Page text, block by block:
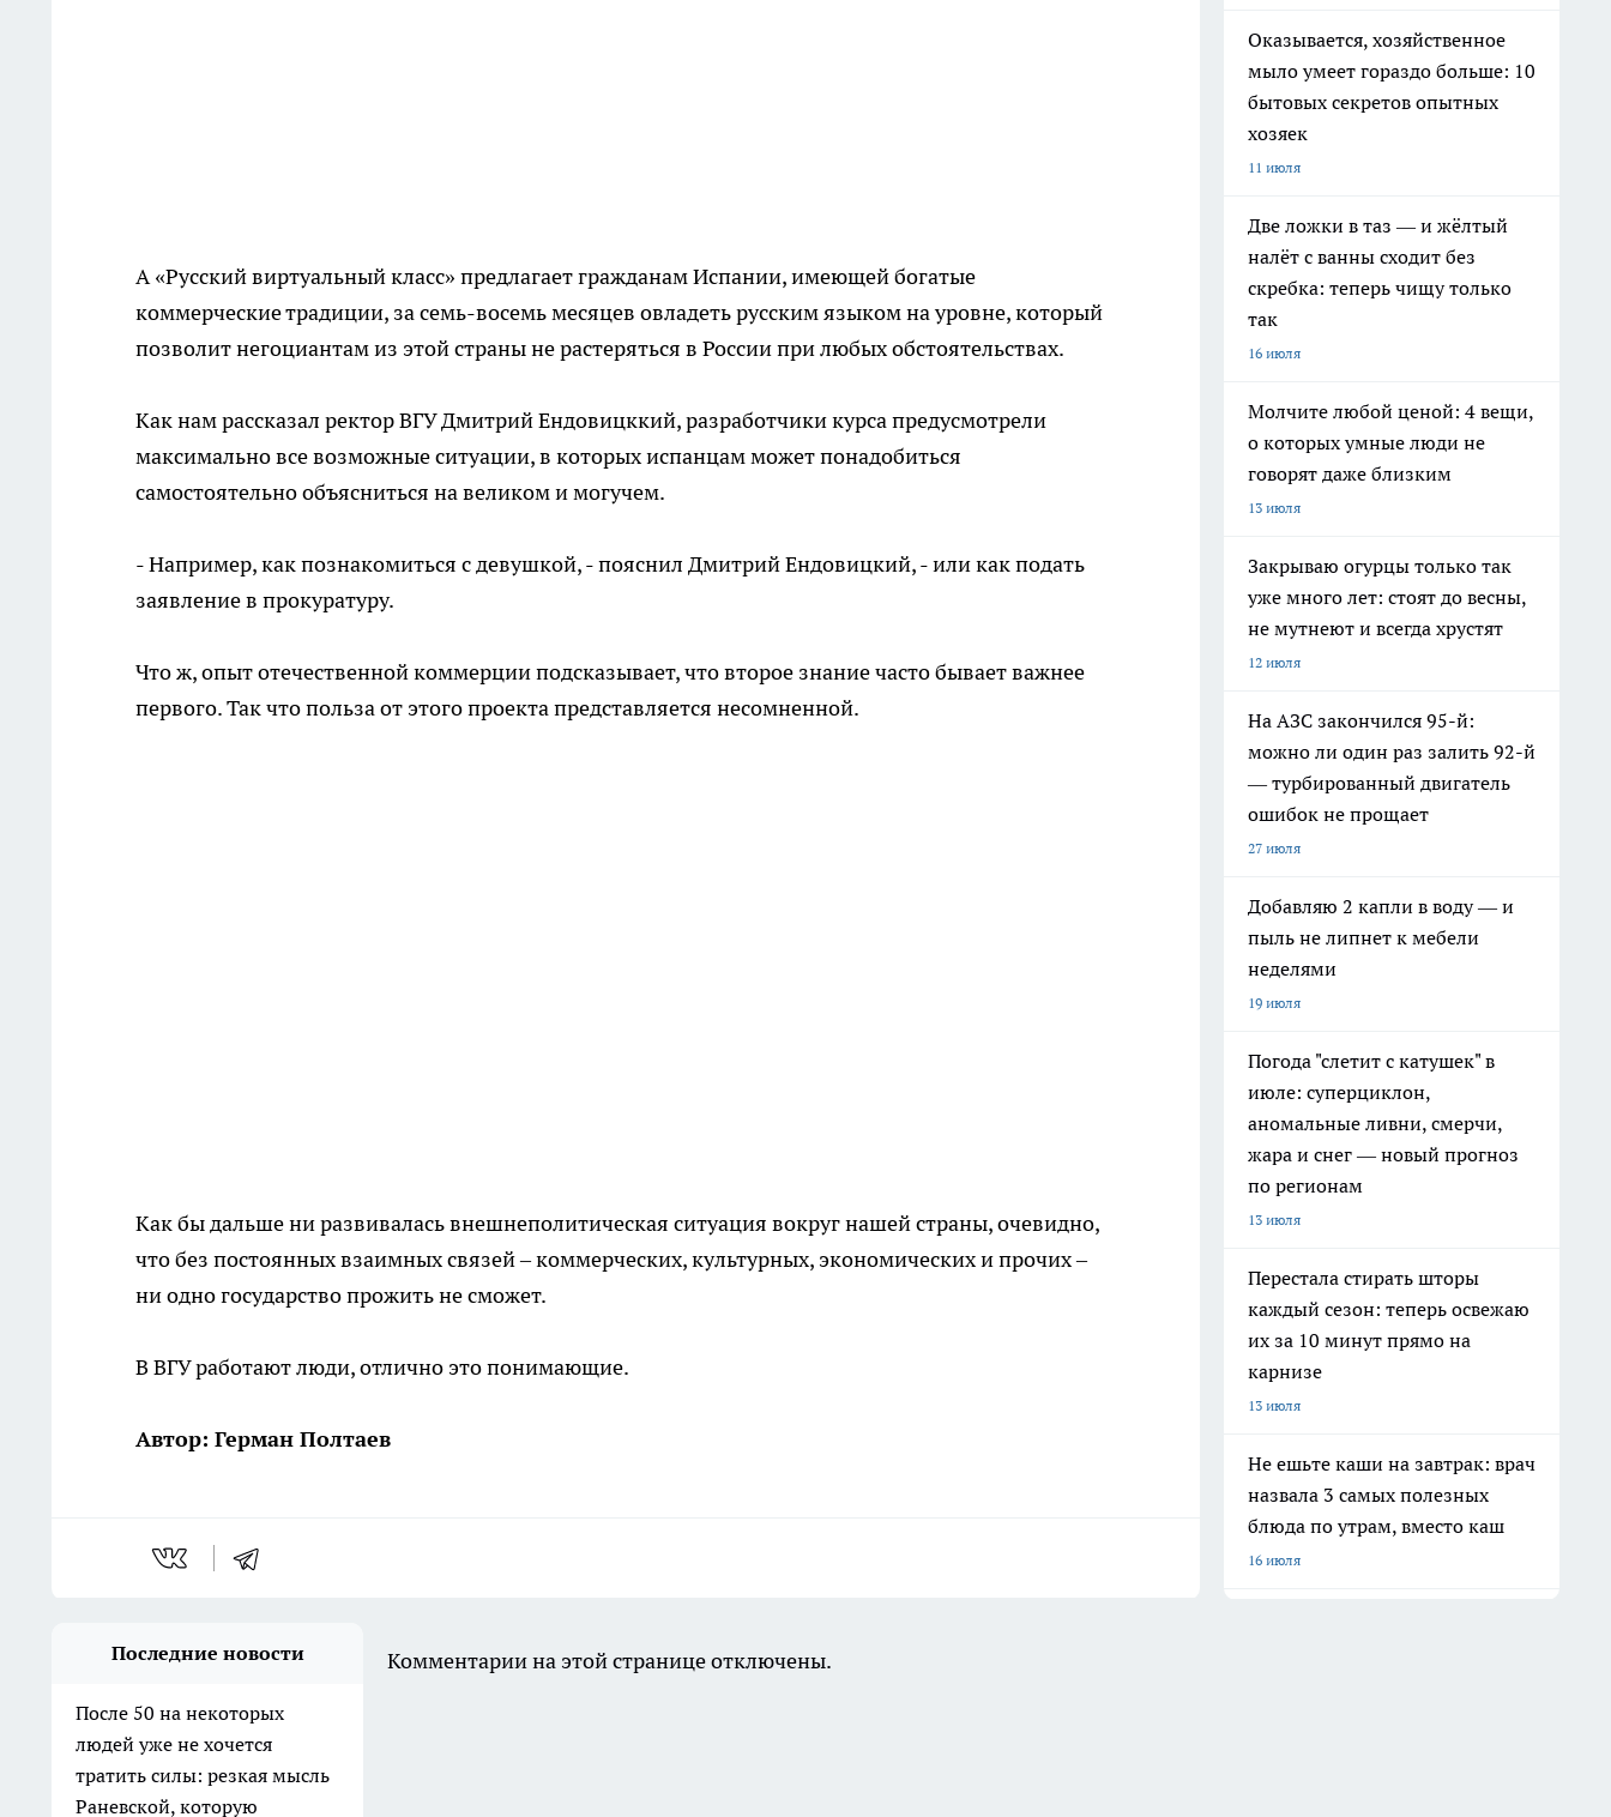
А «Русский виртуальный класс» предлагает гражданам Испании, имеющей богатые
коммерческие традиции, за семь-восемь месяцев овладеть русским языком на уровне, который
позволит негоциантам из этой страны не растеряться в России при любых обстоятельствах.
Как нам рассказал ректор ВГУ Дмитрий Ендовицккий, разработчики курса предусмотрели
максимально все возможные ситуации, в которых испанцам может понадобиться
самостоятельно объясниться на великом и могучем.
- Например, как познакомиться с девушкой, - пояснил Дмитрий Ендовицкий, - или как подать
заявление в прокуратуру.
Что ж, опыт отечественной коммерции подсказывает, что второе знание часто бывает важнее
первого. Так что польза от этого проекта представляется несомненной.
Как бы дальше ни развивалась внешнеполитическая ситуация вокруг нашей страны, очевидно,
что без постоянных взаимных связей – коммерческих, культурных, экономических и прочих –
ни одно государство прожить не сможет.
В ВГУ работают люди, отлично это понимающие.
Автор: Герман Полтаев
Оказывается, хозяйственное
мыло умеет гораздо больше: 10
бытовых секретов опытных
хозяек
11 июля
Две ложки в таз — и жёлтый
налёт с ванны сходит без
скребка: теперь чищу только
так
16 июля
Молчите любой ценой: 4 вещи,
о которых умные люди не
говорят даже близким
13 июля
Закрываю огурцы только так
уже много лет: стоят до весны,
не мутнеют и всегда хрустят
12 июля
На АЗС закончился 95-й:
можно ли один раз залить 92-й
— турбированный двигатель
ошибок не прощает
27 июля
Добавляю 2 капли в воду — и
пыль не липнет к мебели
неделями
19 июля
Погода "слетит с катушек" в
июле: суперциклон,
аномальные ливни, смерчи,
жара и снег — новый прогноз
по регионам
13 июля
Перестала стирать шторы
каждый сезон: теперь освежаю
их за 10 минут прямо на
карнизе
13 июля
Не ешьте каши на завтрак: врач
назвала 3 самых полезных
блюда по утрам, вместо каш
16 июля
Последние новости
После 50 на некоторых
людей уже не хочется
тратить силы: резкая мысль
Раневской, которую
Комментарии на этой странице отключены.